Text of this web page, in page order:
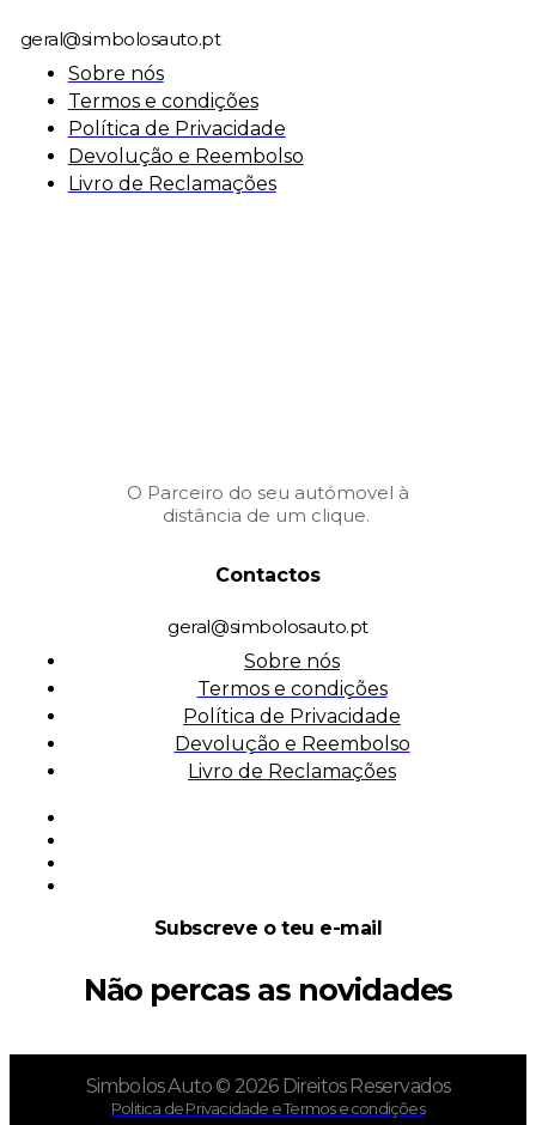
geral@simbolosauto.pt
Sobre nós
Termos e condições
Política de Privacidade
Devolução e Reembolso
Livro de Reclamações
O Parceiro do seu autómovel à
distância de um clique.
Contactos
geral@simbolosauto.pt
Sobre nós
Termos e condições
Política de Privacidade
Devolução e Reembolso
Livro de Reclamações
Subscreve o teu e-mail
Não percas as novidades
Simbolos Auto © 2026 Direitos Reservados
Politica de Privacidade e Termos e condições